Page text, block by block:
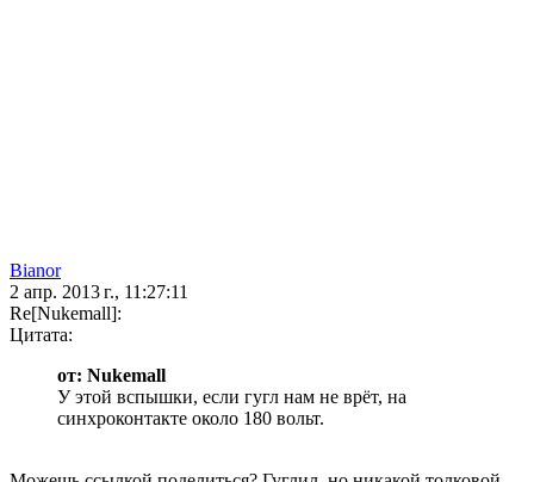
Bianor
2 апр. 2013 г., 11:27:11
Re[Nukemall]:
Цитата:
от: Nukemall
У этой вспышки, если гугл нам не врёт, на
синхроконтакте около 180 вольт.